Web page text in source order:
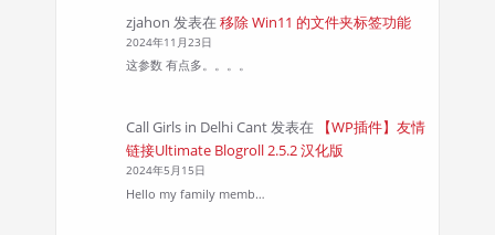
zjahon 发表在 移除 Win11 的文件夹标签功能
2024年11月23日
这参数 有点多。。。。
Call Girls in Delhi Cant发表在
【WP插件】友情
链接Ultimate Blogroll 2.5.2 汉化版
2024年5月15日
Hello my family memb…